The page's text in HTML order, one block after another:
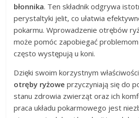
błonnika. Ten składnik odgrywa
perystaltyki jelit, co ułatwia
pokarmu. Wprowadzenie otrębów
może pomóc zapobiegać
często występują u koni.
Dzięki swoim korzystnym
otręby ryżowe przyczyniają się do
stanu zdrowia zwierząt oraz ich
praca układu pokarmowego jest